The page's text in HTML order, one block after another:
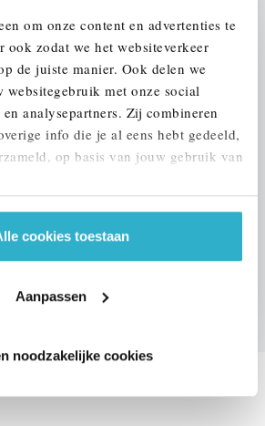
om onze content en advertenties te
ook zodat we het websiteverkeer
de juiste manier. Ook delen we
websitegebruik met onze social
analysepartners. Zij combineren
info die je al eens hebt gedeeld,
op basis van jouw gebruik van
cookies toestaan
Aanpassen
noodzakelijke cookies
Stap 1 van 3